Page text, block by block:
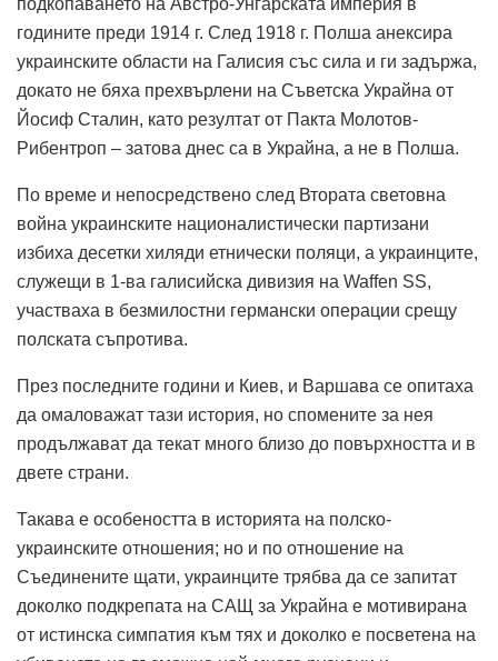
подкопаването на Австро-Унгарската империя в
годините преди 1914 г. След 1918 г. Полша анексира
украинските области на Галисия със сила и ги задържа,
докато не бяха прехвърлени на Съветска Украйна от
Йосиф Сталин, като резултат от Пакта Молотов-
Рибентроп – затова днес са в Украйна, а не в Полша.
По време и непосредствено след Втората световна
война украинските националистически партизани
избиха десетки хиляди етнически поляци, а украинците,
служещи в 1-ва галисийска дивизия на Waffen SS,
участваха в безмилостни германски операции срещу
полската съпротива.
През последните години и Киев, и Варшава се опитаха
да омаловажат тази история, но спомените за нея
продължават да текат много близо до повърхността и в
двете страни.
Такава е особеността в историята на полско-
украинските отношения; но и по отношение на
Съединените щати, украинците трябва да се запитат
доколко подкрепата на САЩ за Украйна е мотивирана
от истинска симпатия към тях и доколко е посветена на